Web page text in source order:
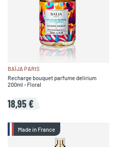
BAÏJA PARIS
Recharge bouquet parfume delirium
200ml - Floral
18,95 €
Made in France